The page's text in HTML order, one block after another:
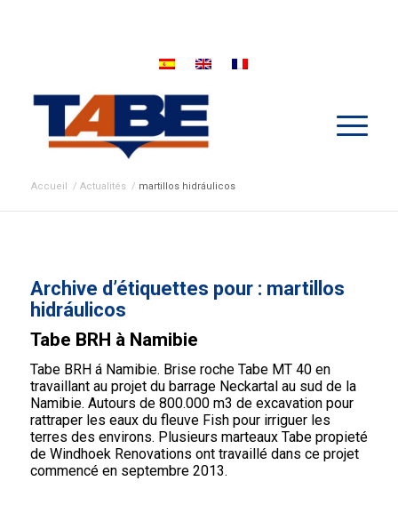
Accueil / Actualités / martillos hidráulicos
Archive d’étiquettes pour : martillos
hidráulicos
Tabe BRH à Namibie
Tabe BRH á Namibie. Brise roche Tabe MT 40 en
travaillant au projet du barrage Neckartal au sud de la
Namibie. Autours de 800.000 m3 de excavation pour
rattraper les eaux du fleuve Fish pour irriguer les
terres des environs. Plusieurs marteaux Tabe propieté
de Windhoek Renovations ont travaillé dans ce projet
commencé en septembre 2013.